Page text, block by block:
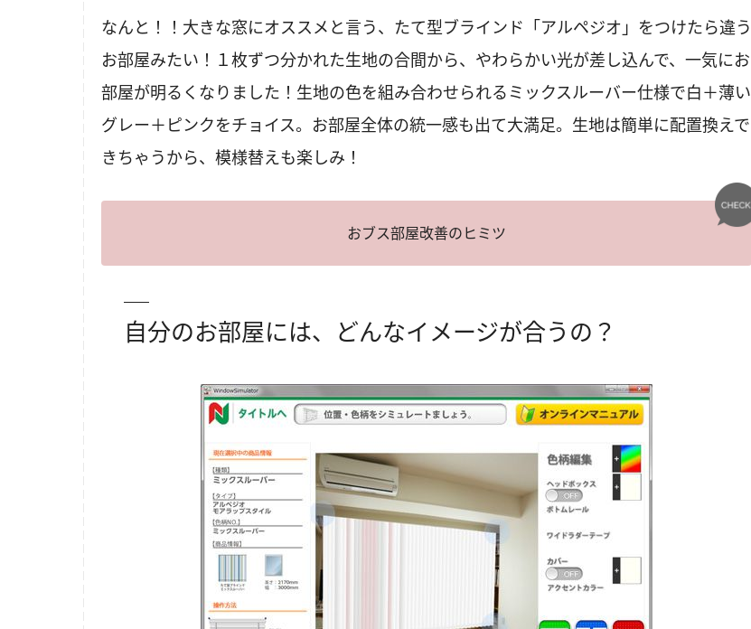
なんと！！大きな窓にオススメと言う、たて型ブラインド「アルペジオ」をつけたら違う
お部屋みたい！１枚ずつ分かれた生地の合間から、やわらかい光が差し込んで、一気にお
部屋が明るくなりました！生地の色を組み合わせられるミックスルーバー仕様で白＋薄い
グレー＋ピンクをチョイス。お部屋全体の統一感も出て大満足。生地は簡単に配置換えで
きちゃうから、模様替えも楽しみ！
おブス部屋改善のヒミツ
自分のお部屋には、どんなイメージが合うの？